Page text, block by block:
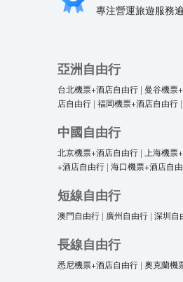
專注營運旅遊服務
亞洲自由行
台北機票+酒店自由行 | 曼谷機票
店自由行 | 福岡機票+酒店自由行 |
中國自由行
北京機票+酒店自由行 | 上海機票
+酒店自由行 | 海口機票+酒店自
短線自由行
澳門自由行 | 廣州自由行 | 深圳自
長線自由行
悉尼機票+酒店自由行 | 奧克蘭機